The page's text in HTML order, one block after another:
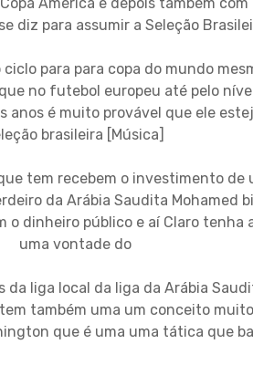
diz para assumir a Seleção
para para copa do mundo
no futebol europeu até pelo
é muito provável que ele
brasileira [Música]
tem recebem o investimento de
da Arábia Saudita Mohamed
dinheiro público e aí Claro tenha
uma vontade do
liga local da liga da Arábia
também uma um conceito
que é uma uma tática que